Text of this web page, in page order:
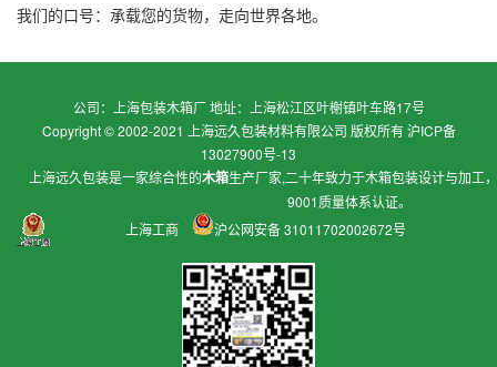
我们的口号：承载您的货物，走向世界各地。
公司：上海包装木箱厂 地址：上海松江区叶榭镇叶车路17号
Copyright © 2002-2021 上海远久包装材料有限公司 版权所有沪ICP备
13027900号-13
上海远久包装是一家综合性的木箱生产厂家,二十年致力于木箱包装设计与加工
9001质量体系认证。
上海工商
沪公网安备 31011702002672号